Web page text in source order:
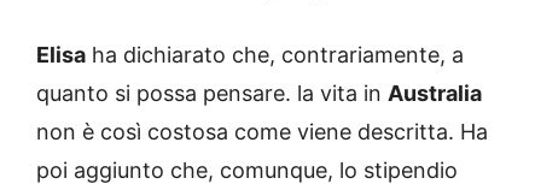
Elisa ha dichiarato che, contrariamente, a
quanto si possa pensare. la vita in Australia
non è così costosa come viene descritta. Ha
poi aggiunto che, comunque, lo stipendio